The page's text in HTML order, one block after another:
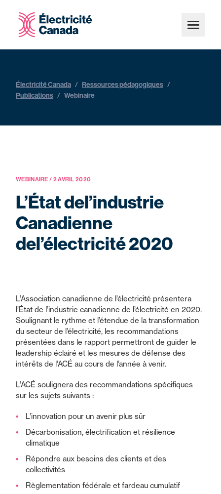
Électricité Canada / Ressources pédagogiques /
Publications / Webinaire
WEBINAIRE / 2 AVRIL 2020
L’État del’industrie
Canadienne
del’électricité 2020
L’Association canadienne de l’électricité présentera
l’État de l’industrie canadienne de l’électricité en 2020.
Soulignant le rythme et l’étendue de la transformation
du secteur de l’électricité, les recommandations
présentées dans le rapport permettront de guider le
leadership éclairé et les mesures de défense des
intérêts de l’ACÉ au cours de l’année à venir.
L’ACÉ soulignera des recommandations spécifiques
sur les sujets suivants :
L’innovation pour un avenir plus sûr
Décarbonisation, électrification et résilience
climatique
Répondre aux besoins des clients et des
collectivités
Règlementation fédérale et fardeau cumulatif